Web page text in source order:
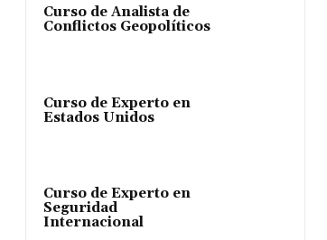
Curso de Analista de
Conflictos Geopolíticos
Curso de Experto en
Estados Unidos
Curso de Experto en
Seguridad
Internacional